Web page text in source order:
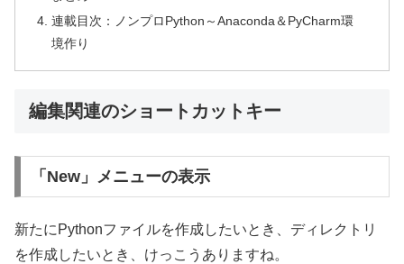
連載目次：ノンプロPython～Anaconda＆PyCharm環
境作り
編集関連のショートカットキー
「New」メニューの表示
新たにPythonファイルを作成したいとき、ディレクトリ
を作成したいとき、けっこうありますね。